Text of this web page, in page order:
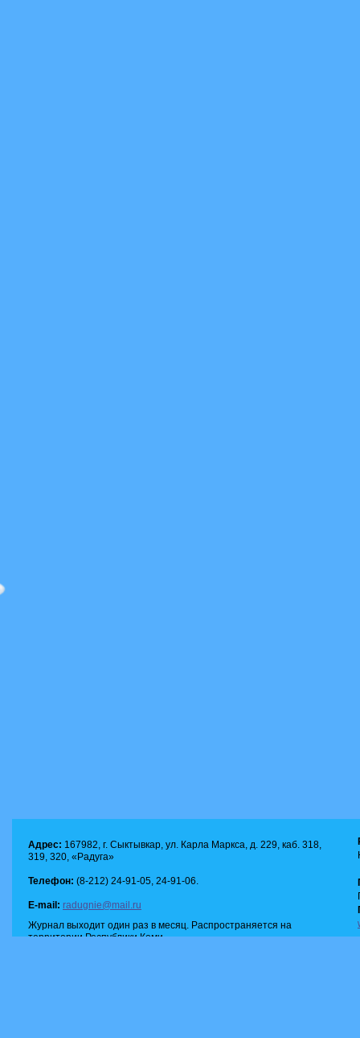
Адрес: 167982, г. Сыктывкар, ул. Карла Маркса, д. 229, каб. 318,
319, 320, «Радуга»
Телефон: (8-212) 24-91-05, 24-91-06.
E-mail: radugnie@mail.ru
Журнал выходит один раз в месяц. Распространяется на
территории Республики Коми.